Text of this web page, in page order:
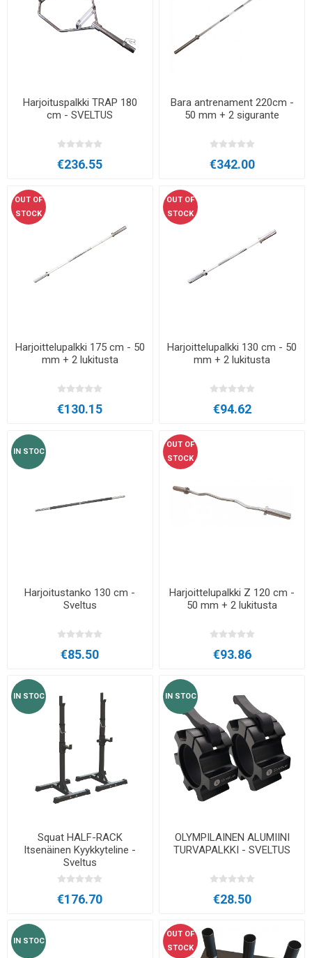
Harjoituspalkki TRAP 180
cm - SVELTUS
€236.55
Bara antrenament 220cm -
50 mm + 2 sigurante
€342.00
OUT OF
STOCK
Harjoittelupalkki 175 cm - 50
mm + 2 lukitusta
€130.15
OUT OF
STOCK
Harjoittelupalkki 130 cm - 50
mm + 2 lukitusta
€94.62
IN STOC
Harjoitustanko 130 cm -
Sveltus
€85.50
OUT OF
STOCK
Harjoittelupalkki Z 120 cm -
50 mm + 2 lukitusta
€93.86
IN STOC
Squat HALF-RACK
Itsenäinen Kyykkyteline -
Sveltus
€176.70
IN STOC
OLYMPILAINEN ALUMIINI
TURVAPALKKI - SVELTUS
€28.50
IN STOC
OUT OF
STOCK